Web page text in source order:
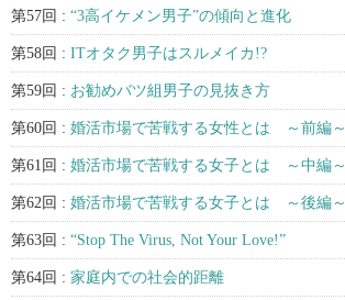
第57回 : “3高イケメン男子”の傾向と進化
第58回 : ITオタク男子はスルメイカ!?
第59回 : お勧めバツ組男子の見抜き方
第60回 : 婚活市場で苦戦する女性とは ～前編～
第61回 : 婚活市場で苦戦する女子とは ～中編～
第62回 : 婚活市場で苦戦する女子とは ～後編～
第63回 : “Stop The Virus, Not Your Love!”
第64回 : 家庭内での社会的距離